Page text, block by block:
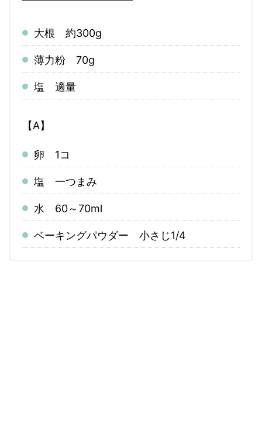
大根 約300g
薄力粉 70g
塩 適量
【A】
卵 1コ
塩 一つまみ
水 60～70ml
ベーキングパウダー 小さじ1/4